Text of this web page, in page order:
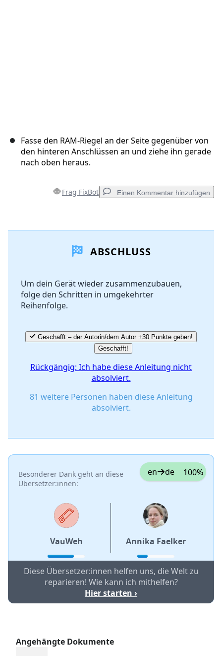
Fasse den RAM-Riegel an der Seite gegenüber von
den hinteren Anschlüssen an und ziehe ihn gerade
nach oben heraus.
Frag FixBot Einen Kommentar hinzufügen
Kommentar hinzufügen
Abbrechen
ABSCHLUSS
Um dein Gerät wieder zusammenzubauen,
folge den Schritten in umgekehrter
Reihenfolge.
Geschafft – der Autorin/dem Autor +30 Punkte geben!
Geschafft!
Rückgängig: Ich habe diese Anleitung nicht
absolviert.
81 weitere Personen haben diese Anleitung
absolviert.
Besonderer Dank geht an diese
Übersetzer:innen:
en de 100%
VauWeh Annika Faelker
Diese Übersetzer:innen helfen uns, die Welt zu
reparieren! Wie kann ich mithelfen?
Hier starten ›
Angehängte Dokumente